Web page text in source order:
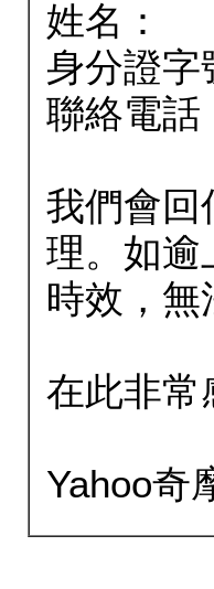
姓名：
身分證字
聯絡電話
我們會回
理。如逾
時效，無
在此非常
Yahoo